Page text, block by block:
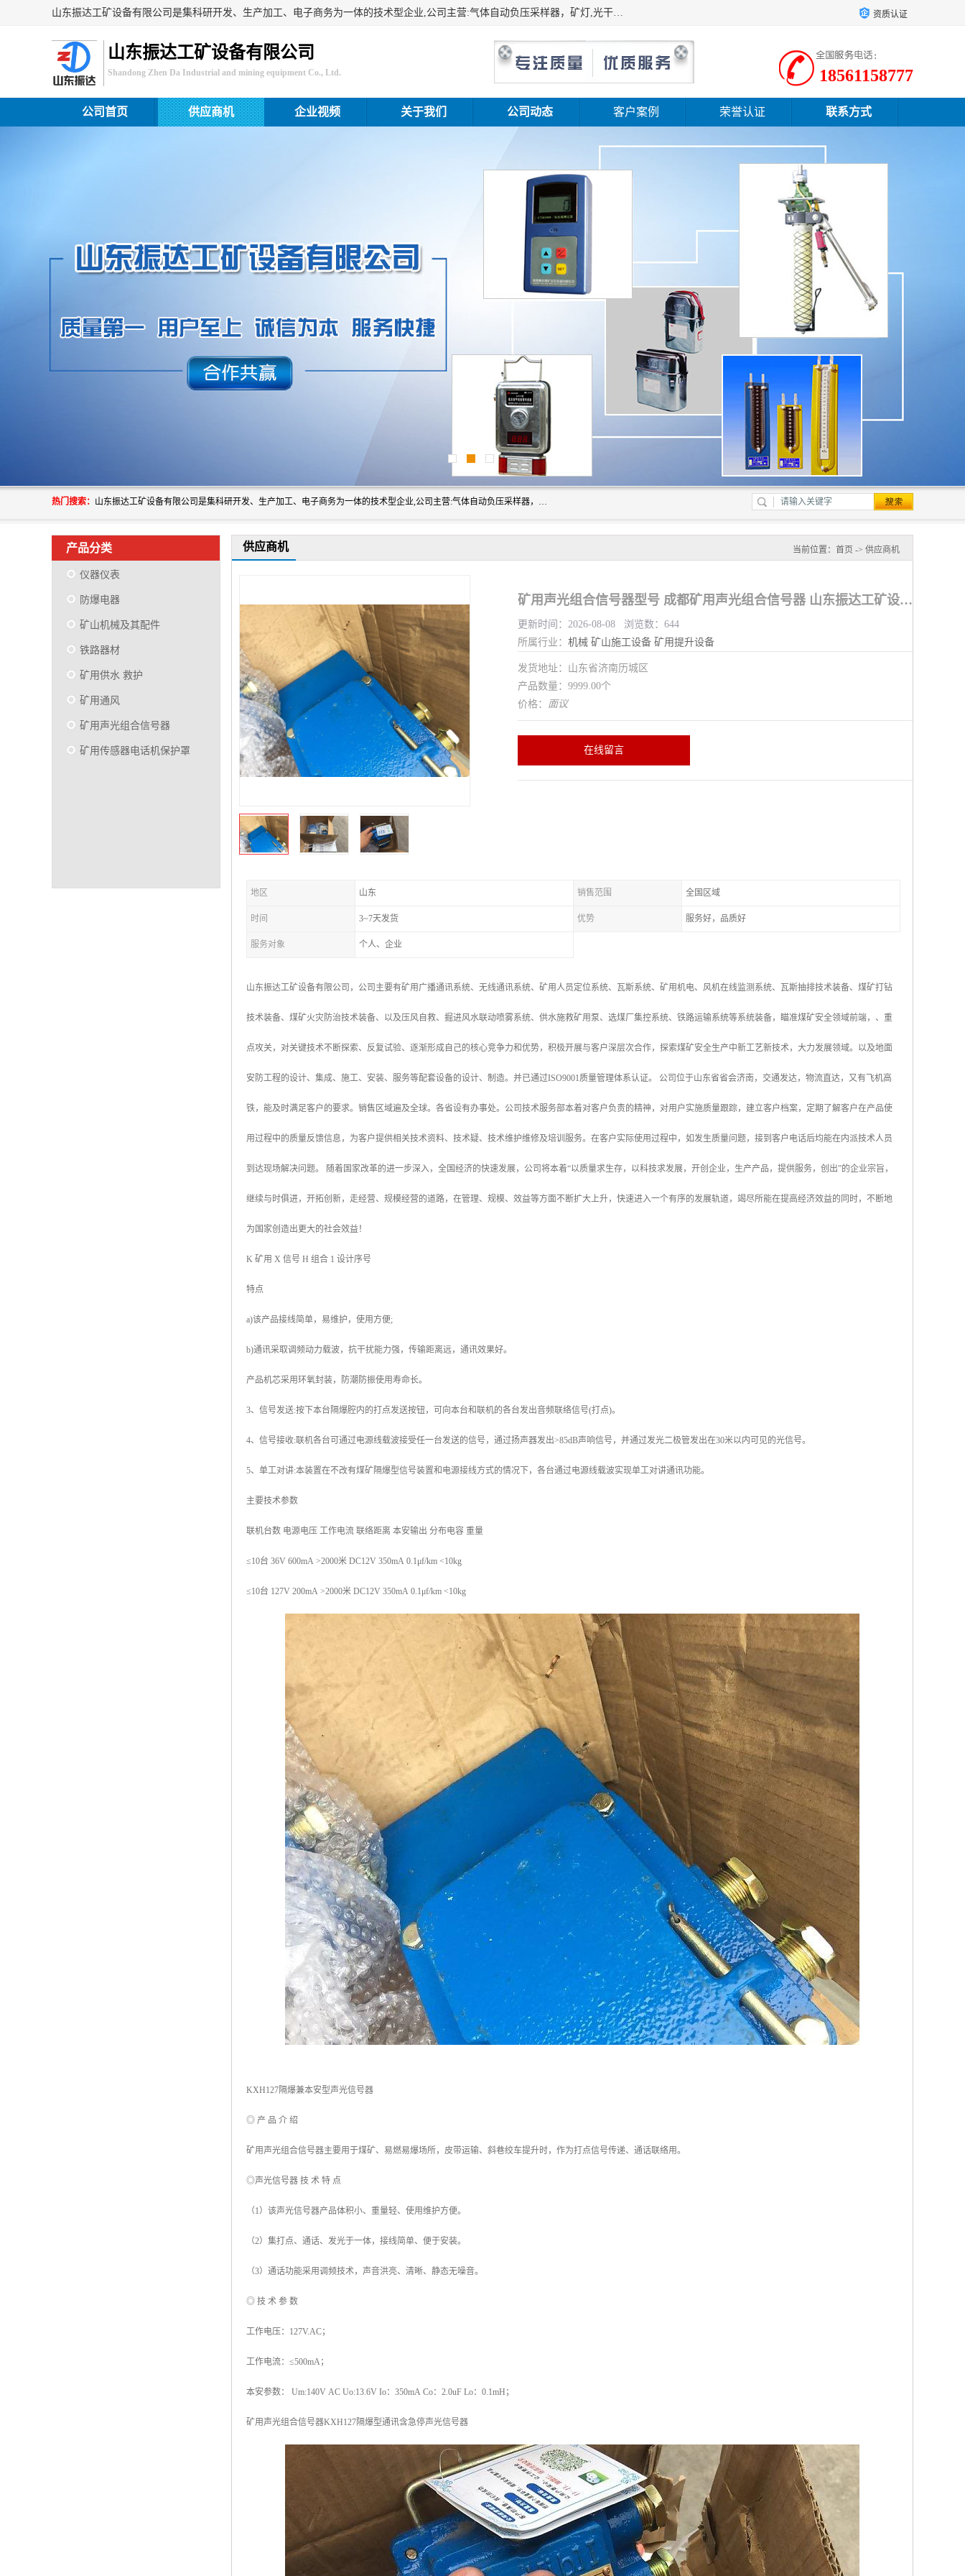
山东振达工矿设备有限公司是集科研开发、生产加工、电子商务为一体的技术型企业,公司主营:气体自动负压采样器，矿灯,光干涉甲烷测定器及其校验仪,甲烷报警仪及其校验装置,甲烷传感器校验装置,粉尘校验装置,煤尘爆炸校验装置,高压水表,三点测径规,圆型规,钢规磨耗仪,第四种检查器,内距尺,轮径尺,样板等铁路配件仪表,矿用设备等产品. 资质认证
山东振达工矿设备有限公司
Shandong Zhen Da Industrial and mining equipment Co., Ltd. 18561158777
公司首页 供应商机 企业视频 关于我们 公司动态 客户案例 荣誉认证 联系方式
热门搜索： 山东振达工矿设备有限公司是集科研开发、生产加工、电子商务为一体的技术型企业,公司主营:气体自动负压采样器，矿灯,光干涉甲烷测定器及其校验仪,甲烷报警仪及其校验装置,甲烷传感器校验装置,粉尘校验装置,煤尘爆炸校验装置,高压水表,三点测径规,圆型规,钢规磨耗仪,第四种检查器,内距尺,轮径尺,样板等铁路配件仪表,矿用设备等产品.
产品分类
仪器仪表
防爆电器
矿山机械及其配件
铁路器材
矿用供水 救护
矿用通风
矿用声光组合信号器
矿用传感器电话机保护罩
供应商机 当前位置： 首页 -> 供应商机
矿用声光组合信号器型号 成都矿用声光组合信号器 山东振达工矿设备有限公司
更新时间：2026-08-08 浏览数：644
所属行业： 机械 矿山施工设备 矿用提升设备
发货地址：山东省济南历城区
产品数量：9999.00个
价格： 面议
在线留言
地区 山东 销售范围 全国区域
时间 3~7天发货 优势 服务好，品质好
服务对象 个人、企业
山东振达工矿设备有限公司，公司主要有矿用广播通讯系统、无线通讯系统、矿用人员定位系统、瓦斯系统、矿用机电、风机在线监测系统、瓦斯抽排技术装备、煤矿打钻
技术装备、煤矿火灾防治技术装备、以及压风自救、掘进风水联动喷雾系统、供水施救矿用泵、选煤厂集控系统、铁路运输系统等系统装备，瞄准煤矿安全领域前端，、重
点攻关，对关键技术不断探索、反复试验、逐渐形成自己的核心竞争力和优势，积极开展与客户深层次合作，探索煤矿安全生产中新工艺新技术，大力发展领域。以及地面
安防工程的设计、集成、施工、安装、服务等配套设备的设计、制造。并已通过ISO9001质量管理体系认证。 公司位于山东省省会济南，交通发达，物流直达，又有飞机高
铁，能及时满足客户的要求。销售区域遍及全球。各省设有办事处。公司技术服务部本着对客户负责的精神，对用户实施质量跟踪，建立客户档案，定期了解客户在产品使
用过程中的质量反馈信息，为客户提供相关技术资料、技术疑、技术维护维修及培训服务。在客户实际使用过程中，如发生质量问题，接到客户电话后均能在内派技术人员
到达现场解决问题。 随着国家改革的进一步深入，全国经济的快速发展，公司将本着“以质量求生存，以科技求发展，开创企业，生产产品，提供服务，创出”的企业宗旨，
继续与时俱进，开拓创新，走经营、规模经营的道路，在管理、规模、效益等方面不断扩大上升，快速进入一个有序的发展轨道，竭尽所能在提高经济效益的同时，不断地
为国家创造出更大的社会效益！
K 矿用 X 信号 H 组合 1 设计序号
特点
a)该产品接线简单，易维护，使用方便;
b)通讯采取调频动力载波，抗干扰能力强，传输距离远，通讯效果好。
产品机芯采用环氧封装，防潮防振使用寿命长。
3、信号发送:按下本台隔爆腔内的打点发送按钮，可向本台和联机的各台发出音频联络信号(打点)。
4、信号接收:联机各台可通过电源线载波接受任一台发送的信号，通过扬声器发出>85dB声响信号，并通过发光二极管发出在30米以内可见的光信号。
5、单工对讲:本装置在不改有煤矿隔爆型信号装置和电源接线方式的情况下，各台通过电源线载波实现单工对讲通讯功能。
主要技术参数
联机台数 电源电压 工作电流 联络距离 本安输出 分布电容 重量
≤10台 36V 600mA >2000米 DC12V 350mA 0.1μf/km <10kg
≤10台 127V 200mA >2000米 DC12V 350mA 0.1μf/km <10kg
KXH127隔爆兼本安型声光信号器
◎ 产 品 介 绍
矿用声光组合信号器主要用于煤矿、易燃易爆场所，皮带运输、斜巷绞车提升时，作为打点信号传递、通话联络用。
◎声光信号器 技 术 特 点
（1）该声光信号器产品体积小、重量轻、使用维护方便。
（2）集打点、通话、发光于一体，接线简单、便于安装。
（3）通话功能采用调频技术，声音洪亮、清晰、静态无噪音。
◎ 技 术 参 数
工作电压：127V.AC；
工作电流：≤500mA；
本安参数： Um:140V AC Uo:13.6V Io：350mA Co：2.0uF Lo：0.1mH；
矿用声光组合信号器KXH127隔爆型通讯含急停声光信号器